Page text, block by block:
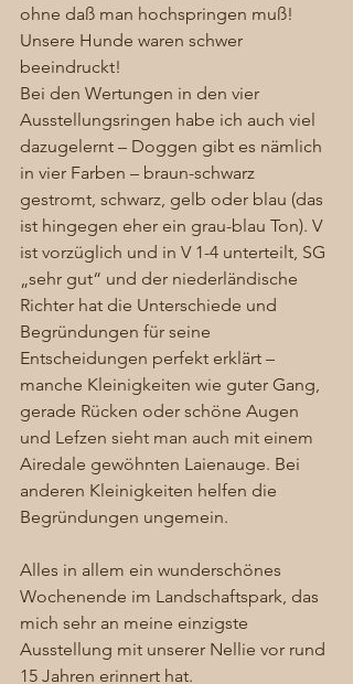
ohne daß man hochspringen muß!
Unsere Hunde waren schwer
beeindruckt!
Bei den Wertungen in den vier
Ausstellungsringen habe ich auch viel
dazugelernt – Doggen gibt es nämlich
in vier Farben – braun-schwarz
gestromt, schwarz, gelb oder blau (das
ist hingegen eher ein grau-blau Ton). V
ist vorzüglich und in V 1-4 unterteilt, SG
„sehr gut“ und der niederländische
Richter hat die Unterschiede und
Begründungen für seine
Entscheidungen perfekt erklärt –
manche Kleinigkeiten wie guter Gang,
gerade Rücken oder schöne Augen
und Lefzen sieht man auch mit einem
Airedale gewöhnten Laienauge. Bei
anderen Kleinigkeiten helfen die
Begründungen ungemein.
Alles in allem ein wunderschönes
Wochenende im Landschaftspark, das
mich sehr an meine einzigste
Ausstellung mit unserer Nellie vor rund
15 Jahren erinnert hat.